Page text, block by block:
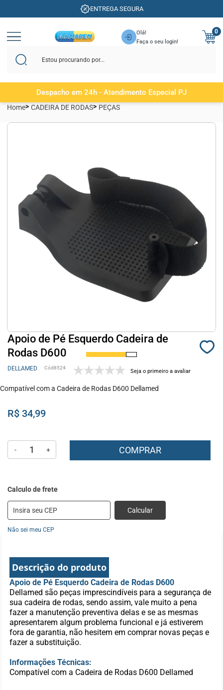
ENTREGA SEGURA
Olá!
Faça o seu login!
0
Despacho em 24h - Atendimento Especial PJ
Home CADEIRA DE RODAS PEÇAS
Apoio de Pé Esquerdo Cadeira de
Rodas D600
DELLAMED 8524 Seja o primeiro a avaliar
Compatível com a Cadeira de Rodas D600 Dellamed
R$ 34,99
- + COMPRAR
Calcular
Não sei meu CEP
Descrição do produto
Apoio de Pé Esquerdo Cadeira de Rodas D600
Dellamed são peças imprescindíveis para a segurança de
sua cadeira de rodas, sendo assim, vale muito a pena
fazer a manutenção preventiva delas e se as mesmas
apresentarem algum problema funcional e já estiverem
fora de garantia, não hesitem em comprar novas peças e
fazer a substituição.
Informações Técnicas:
Compatível com a Cadeira de Rodas D600 Dellamed